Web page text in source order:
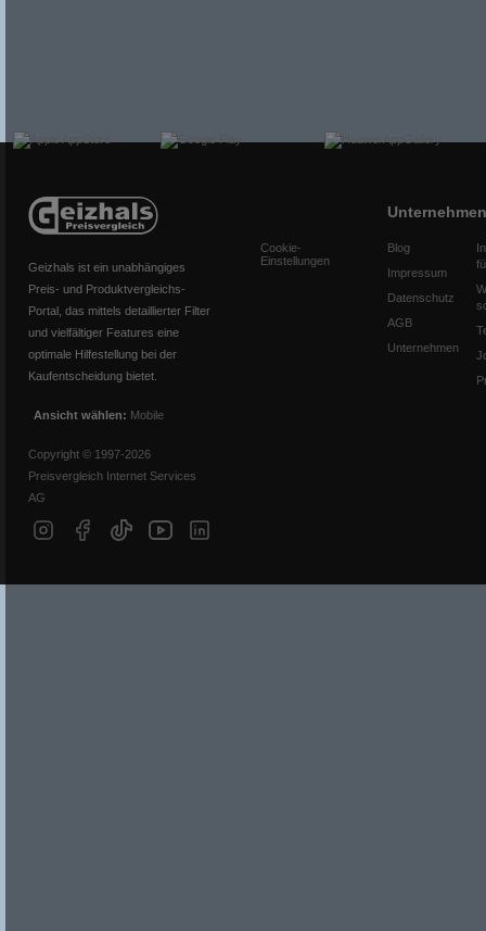
Geizhals ist ein unabhängiges
Preis- und Produktvergleichs-
Portal, das mittels detaillierter Filter
und vielfältiger Features eine
optimale Hilfestellung bei der
Kaufentscheidung bietet.
Ansicht wählen: Mobile
Copyright © 1997-2026
Preisvergleich Internet Services
AG
Cookie-
Einstellungen
Unternehmen
Blog
Impressum
Datenschutz
AGB
Unternehmen